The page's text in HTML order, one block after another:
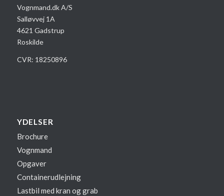
Vognmand.dk A/S
Salløvvej 1A
4621 Gadstrup
Roskilde
CVR: 18250896
YDELSER
Brochure
Vognmand
Opgaver
Containerudlejning
Lastbil med kran og grab